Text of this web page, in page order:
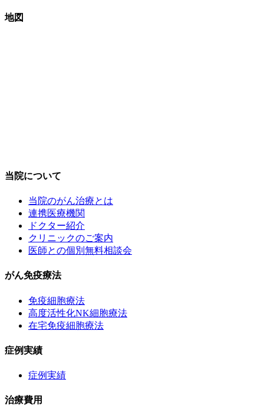
地図
当院について
当院のがん治療とは
連携医療機関
ドクター紹介
クリニックのご案内
医師との個別無料相談会
がん免疫療法
免疫細胞療法
高度活性化NK細胞療法
在宅免疫細胞療法
症例実績
症例実績
治療費用